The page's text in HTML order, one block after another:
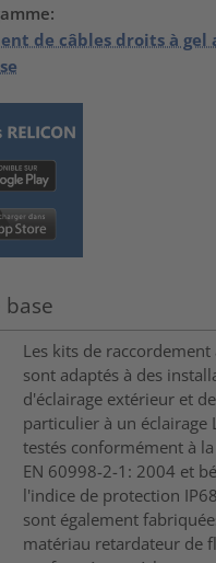
de câbles droits à gel
base
Les kits de raccordement
sont adaptés à des
d'éclairage extérieur et
particulier à un éclairage
testés conformément à
EN 60998-2-1: 2004 et
l'indice de protection
sont également
matériau retardateur de